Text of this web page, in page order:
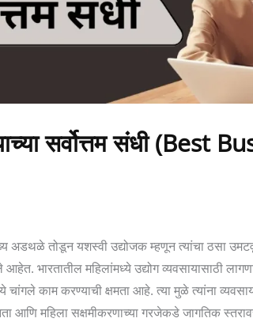
सर्वोत्तम संधी (Best
तोडून यशस्वी उद्योजक म्हणून त्यांचा ठसा
भारतातील महिलांमध्ये उद्योग व्यवसायासाठी
चांगले काम करण्याची क्षमता आहे. त्या मुळे त्यांना
आणि महिला सक्षमीकरणाच्या गरजेकडे जागतिक